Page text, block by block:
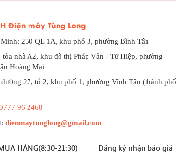
Điện máy Tùng Long
250 QL 1A, khu phố 3, phường Bình Tân
nhà A2, khu đô thị Pháp Vân - Tứ Hiệp, phường
Hoàng Mai
27, tổ 2, khu phố 1, phường Vĩnh Tân (thành phố
0777 96 2468
dienmaytunglong@gmail.com
HÀNG(8:30-21:30) Đăng ký nhận báo giá